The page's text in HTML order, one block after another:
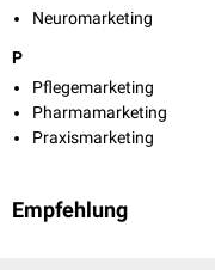
Neuromarketing
P
Pflegemarketing
Pharmamarketing
Praxismarketing
Empfehlung